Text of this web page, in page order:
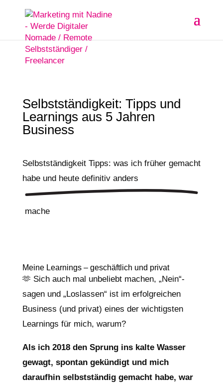
Selbstständigkeit: Tipps und
Learnings aus 5 Jahren
Business
Selbstständigkeit Tipps: was ich früher gemacht
habe und heute definitiv anders
mache
Meine Learnings – geschäftlich und privat
🫶 Sich auch mal unbeliebt machen, „Nein“-
sagen und „Loslassen“ ist im erfolgreichen
Business (und privat) eines der wichtigsten
Learnings für mich, warum?
Als ich 2018 den Sprung ins kalte Wasser
gewagt, spontan gekündigt und mich
daraufhin selbstständig gemacht habe, war